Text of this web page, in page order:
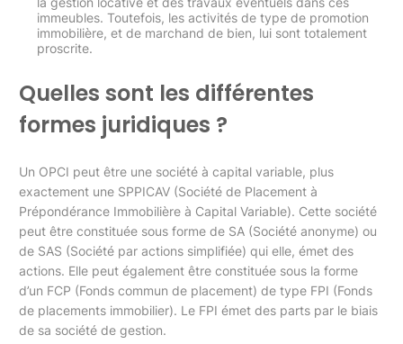
immeubles. Toutefois, les activités de type de promotion
immobilière, et de marchand de bien, lui sont totalement
proscrite.
Quelles sont les différentes
formes juridiques ?
Un OPCI peut être une société à capital variable, plus
exactement une SPPICAV (Société de Placement à
Prépondérance Immobilière à Capital Variable). Cette société
peut être constituée sous forme de SA (Société anonyme) ou
de SAS (Société par actions simplifiée) qui elle, émet des
actions. Elle peut également être constituée sous la forme
d’un FCP (Fonds commun de placement) de type FPI (Fonds
de placements immobilier). Le FPI émet des parts par le biais
de sa société de gestion.